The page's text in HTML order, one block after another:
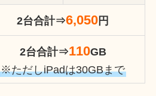
2台合計⇒6,050 円
2台合計⇒110GB
※ただしiPadは30GBまで